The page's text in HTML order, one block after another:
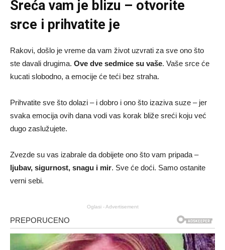
Sreća vam je blizu – otvorite
srce i prihvatite je
Rakovi, došlo je vreme da vam život uzvrati za sve ono što
ste davali drugima. Ove dve sedmice su vaše. Vaše srce će
kucati slobodno, a emocije će teći bez straha.
Prihvatite sve što dolazi – i dobro i ono što izaziva suze – jer
svaka emocija ovih dana vodi vas korak bliže sreći koju već
dugo zaslužujete.
Zvezde su vas izabrale da dobijete ono što vam pripada –
ljubav, sigurnost, snagu i mir. Sve će doći. Samo ostanite
verni sebi.
Oglasi - Advertisement